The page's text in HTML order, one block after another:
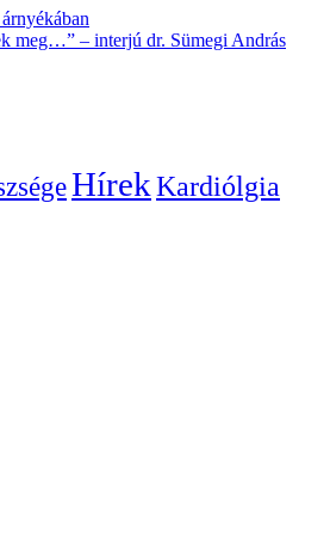
meg…” – interjú dr. Sümegi András
HírekKardiólgia